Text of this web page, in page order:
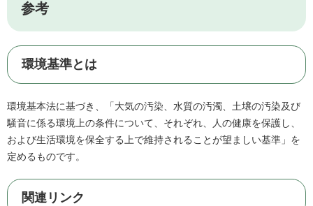
参考
環境基準とは
環境基本法に基づき、「大気の汚染、水質の汚濁、土壌の汚染及び
騒音に係る環境上の条件について、それぞれ、人の健康を保護し、
および生活環境を保全する上で維持されることが望ましい基準」を
定めるものです。
関連リンク